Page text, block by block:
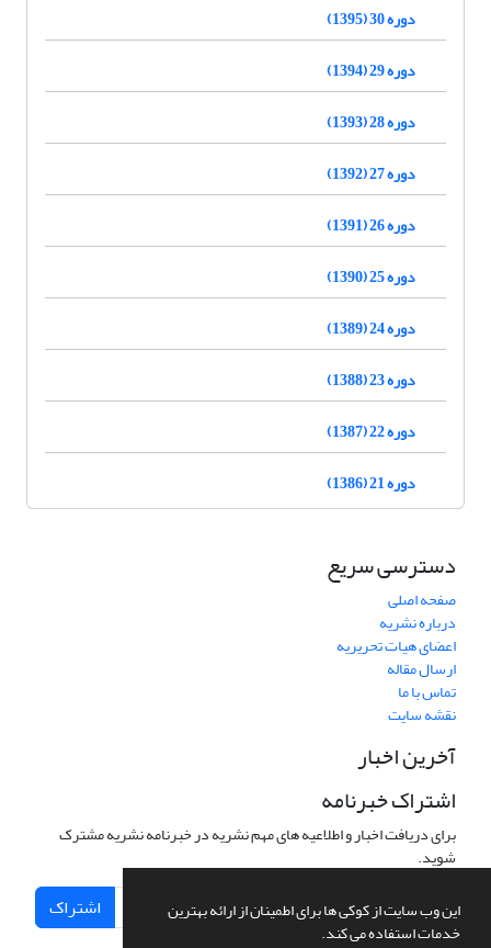
این وب سایت از کوکی ها برای اطمینان از ارائه بهترین
خدمات استفاده می کند.
دوره 30 (1395)
دوره 29 (1394)
دوره 28 (1393)
دوره 27 (1392)
دوره 26 (1391)
دوره 25 (1390)
دوره 24 (1389)
دوره 23 (1388)
دوره 22 (1387)
دوره 21 (1386)
دسترسی سریع
صفحه اصلی
درباره نشریه
اعضای هیات تحریریه
ارسال مقاله
تماس با ما
نقشه سایت
آخرین اخبار
اشتراک خبرنامه
برای دریافت اخبار و اطلاعیه های مهم نشریه در خبرنامه نشریه مشترک
شوید.
اشتراک